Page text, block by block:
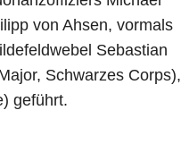
von Ahsen, vormals
Sebastian
Schwarzes Corps),
geführt.